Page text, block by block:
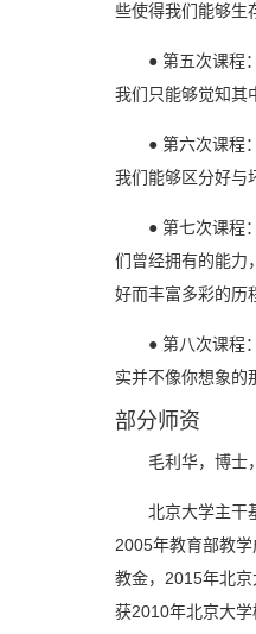
些使得我们能够生
● 第五次课程
我们只能够觉知其
● 第六次课程
我们能够区分好与
● 第七次课程
们曾经拥有的能力
好而丰富多彩的历
● 第八次课程
实并不像你想象的
部分师资
毛利华，博士
北京大学主干
2005年教育部教
教金，2015年北
获2010年北京大